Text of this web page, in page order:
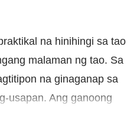
na hinihingi sa tao
malaman ng tao. Sa
na ginaganap sa
usapan. Ang ganoong
nagtataglay ng